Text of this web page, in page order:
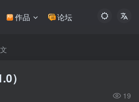
作品 论坛
）
19